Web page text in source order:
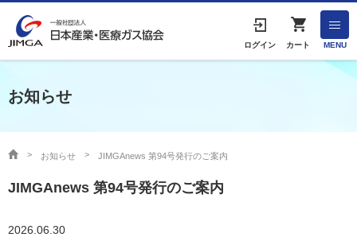
ログイン カート MENU
English
HOME
事業者の方へ
出版物・物品の販売
お知らせ
お知らせ JIMGAnews 第94号発行のご案内
JIMGAnews 第94号発行のご案内
2026.06.30